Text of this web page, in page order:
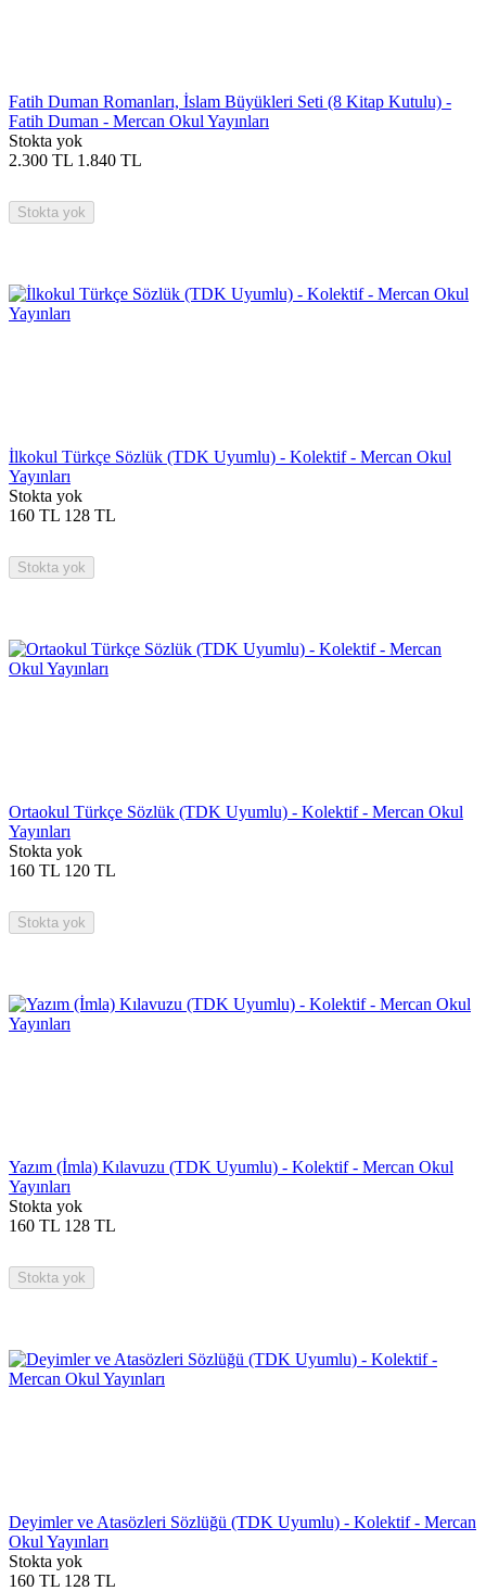
Fatih Duman Romanları, İslam Büyükleri Seti (8 Kitap Kutulu) -
Fatih Duman - Mercan Okul Yayınları
Stokta yok
2.300 TL 1.840 TL
Stokta yok
İlkokul Türkçe Sözlük (TDK Uyumlu) - Kolektif - Mercan Okul
Yayınları
Stokta yok
160 TL 128 TL
Stokta yok
Ortaokul Türkçe Sözlük (TDK Uyumlu) - Kolektif - Mercan Okul
Yayınları
Stokta yok
160 TL 120 TL
Stokta yok
Yazım (İmla) Kılavuzu (TDK Uyumlu) - Kolektif - Mercan Okul
Yayınları
Stokta yok
160 TL 128 TL
Stokta yok
Deyimler ve Atasözleri Sözlüğü (TDK Uyumlu) - Kolektif - Mercan
Okul Yayınları
Stokta yok
160 TL 128 TL